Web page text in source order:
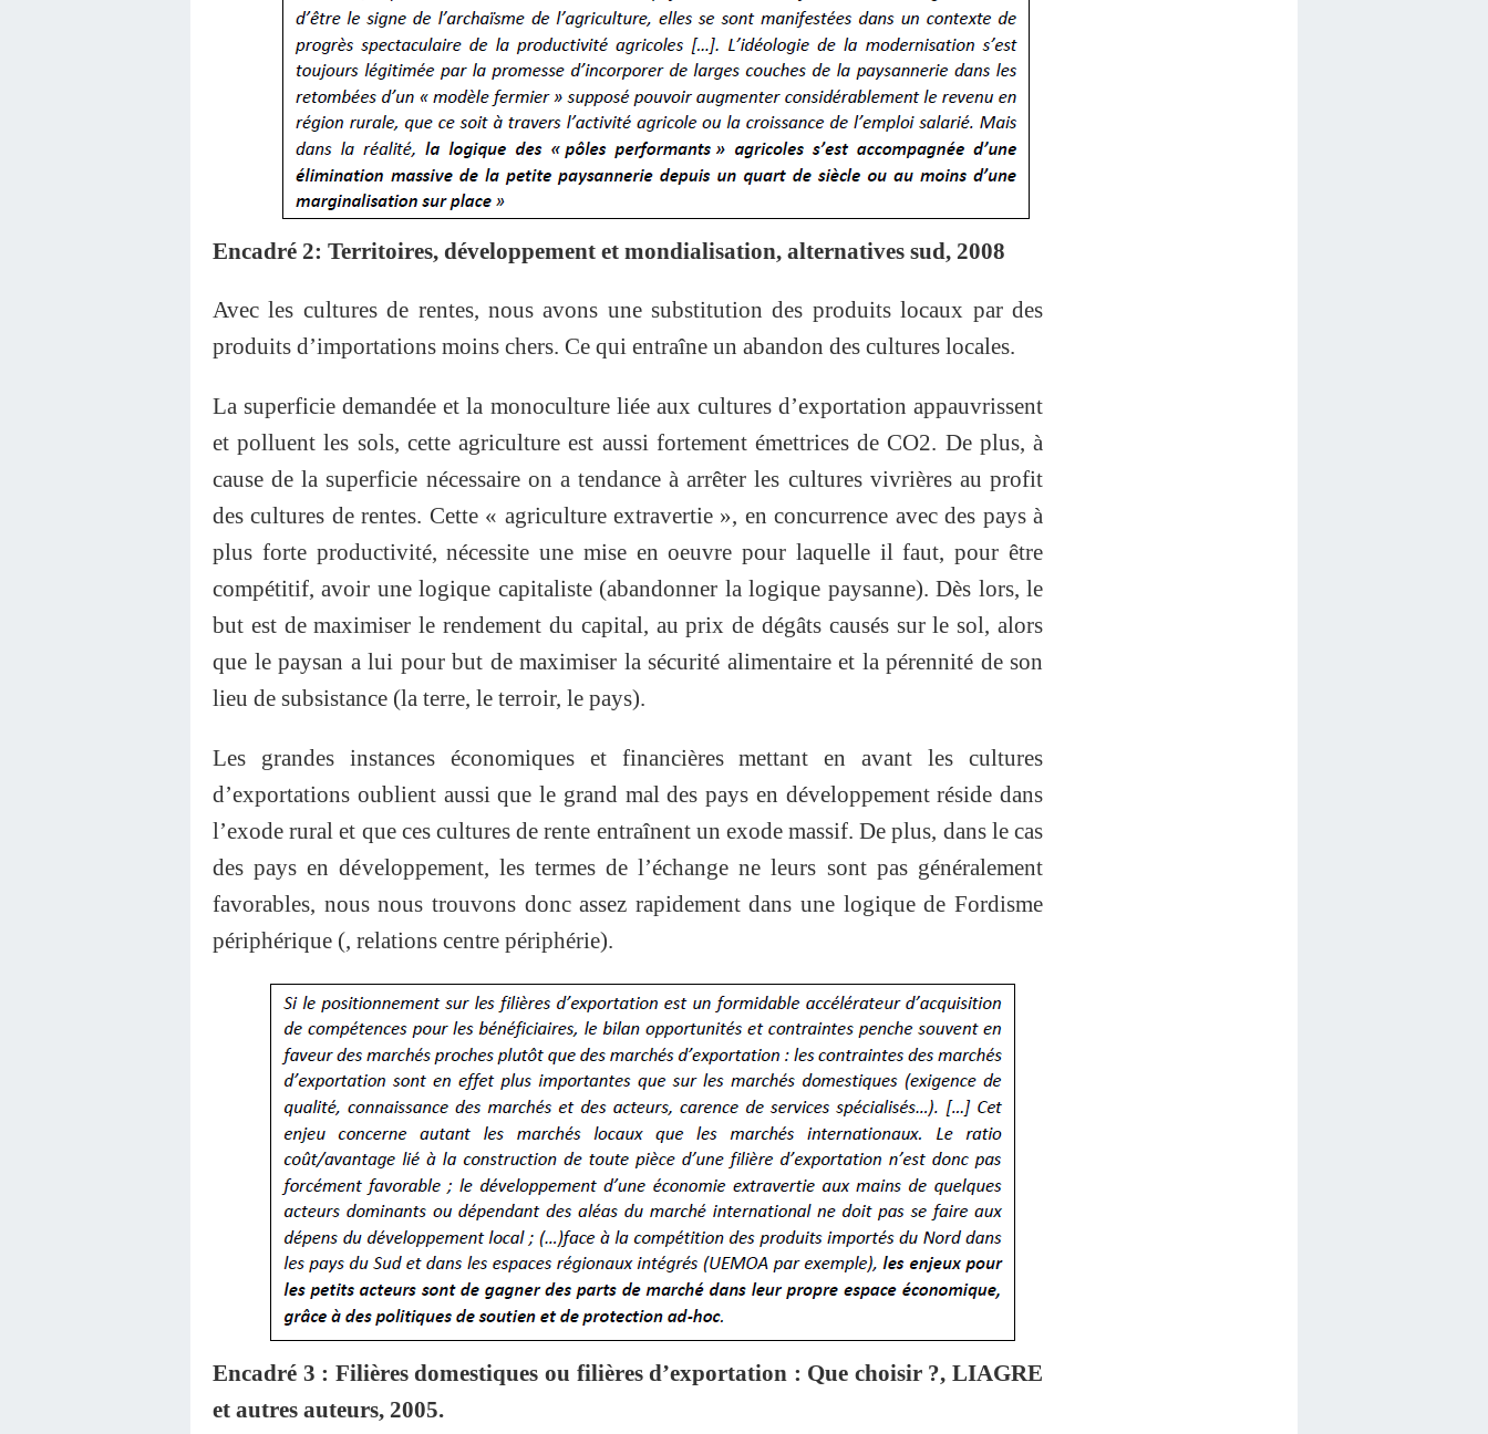
Encadré 2: Territoires, développement et mondialisation, alternatives sud, 2008
Avec les cultures de rentes, nous avons une substitution des produits locaux par des
produits d’importations moins chers. Ce qui entraîne un abandon des cultures locales.
La superficie demandée et la monoculture liée aux cultures d’exportation appauvrissent
et polluent les sols, cette agriculture est aussi fortement émettrices de CO2. De plus, à
cause de la superficie nécessaire on a tendance à arrêter les cultures vivrières au profit
des cultures de rentes. Cette « agriculture extravertie », en concurrence avec des pays à
plus forte productivité, nécessite une mise en oeuvre pour laquelle il faut, pour être
compétitif, avoir une logique capitaliste (abandonner la logique paysanne). Dès lors, le
but est de maximiser le rendement du capital, au prix de dégâts causés sur le sol, alors
que le paysan a lui pour but de maximiser la sécurité alimentaire et la pérennité de son
lieu de subsistance (la terre, le terroir, le pays).
Les grandes instances économiques et financières mettant en avant les cultures
d’exportations oublient aussi que le grand mal des pays en développement réside dans
l’exode rural et que ces cultures de rente entraînent un exode massif. De plus, dans le cas
des pays en développement, les termes de l’échange ne leurs sont pas généralement
favorables, nous nous trouvons donc assez rapidement dans une logique de Fordisme
périphérique (, relations centre périphérie).
Encadré 3 : Filières domestiques ou filières d’exportation : Que choisir ?, LIAGRE
et autres auteurs, 2005.